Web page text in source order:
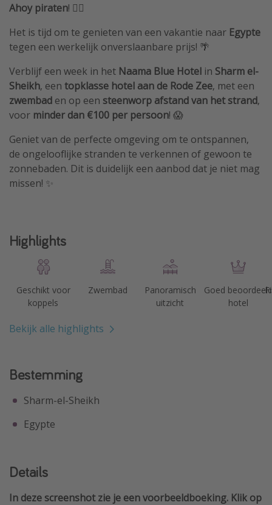
Ahoy piraten! 🏴‍☠️
Het is tijd om te genieten van een vakantie naar Egypte
tegen een werkelijk onverslaanbare prijs! 🌴
Verblijf een week in het Naama Blue Hotel in Sharm el-
Sheikh, een topklasse hotel aan de Rode Zee, met een
zwembad en op een steenworp afstand van het strand,
voor minder dan €100 per persoon! 😱
Geniet van de perfecte omgeving om te ontspannen,
de ongelooflijke stranden te verkennen of gewoon te
zonnebaden. Dit is duidelijk een aanbod dat je niet mag
missen! ✨
Highlights
Geschikt voor
koppels
Zwembad
Panoramisch
uitzicht
Goed beoordeeld
hotel
Bekijk alle highlights
Bestemming
Sharm-el-Sheikh
Egypte
Details
In deze screenshot zie je een voorbeeldboeking. Klik op